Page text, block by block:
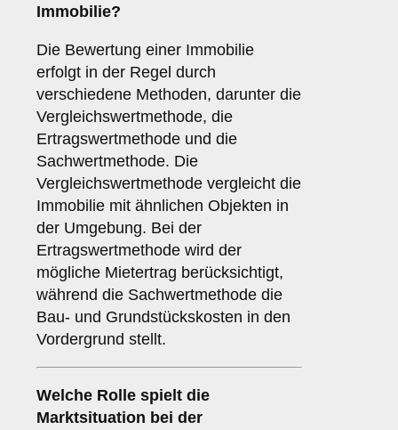
Immobilie?
Die Bewertung einer Immobilie
erfolgt in der Regel durch
verschiedene Methoden, darunter die
Vergleichswertmethode, die
Ertragswertmethode und die
Sachwertmethode. Die
Vergleichswertmethode vergleicht die
Immobilie mit ähnlichen Objekten in
der Umgebung. Bei der
Ertragswertmethode wird der
mögliche Mietertrag berücksichtigt,
während die Sachwertmethode die
Bau- und Grundstückskosten in den
Vordergrund stellt.
Welche Rolle spielt die
Marktsituation bei der